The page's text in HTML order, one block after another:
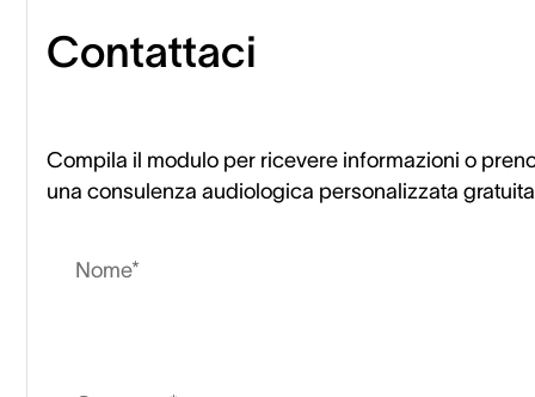
Contattaci
Compila il modulo per ricevere informazioni o
una consulenza audiologica personalizzata
Nome*